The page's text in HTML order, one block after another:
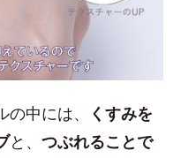
中には、
くすみを
と、 つぶれることで